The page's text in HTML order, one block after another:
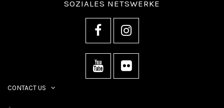
SOZIALES NETSWERKE
CONTACT US